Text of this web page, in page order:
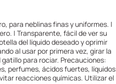
para neblinas finas y uniformes. |
| Transparente, fácil de ver su
del líquido deseado y oprimir
al usar por primera vez, girar la
para rociar. Precauciones:
perfumes, ácidos fuertes, líquidos
reacciones químicas. Utilizar el